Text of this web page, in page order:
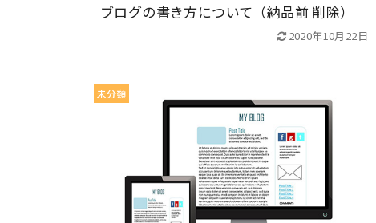
ブログの書き方について（納品前 削除）
2020年10月22日
未分類